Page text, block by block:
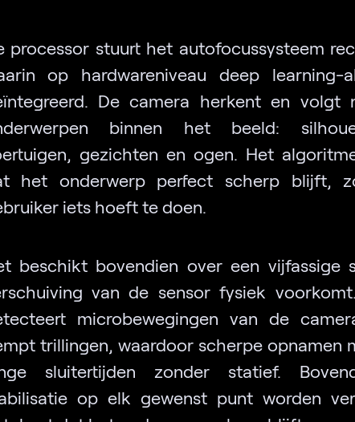
processor stuurt het autofocussysteem
op hardwareniveau deep learning-
De camera herkent en volgt
binnen het beeld:
gezichten en ogen. Het
het onderwerp perfect scherp blijft,
iets hoeft te doen.
beschikt bovendien over een vijfassige
van de sensor fysiek
microbewegingen van de
trillingen, waardoor scherpe opnamen
sluitertijden zonder statief.
op elk gewenst punt worden